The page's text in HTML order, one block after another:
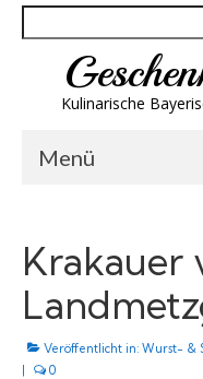
Suchen
Kulinarische
Menü
Brotzeit & Genuss
Spirituosen
Trachtenmode
Krakauer
Veröffentlicht in: Wurst- &
0